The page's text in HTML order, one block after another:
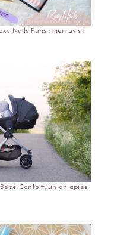
Nails Paris : mon avis !
Confort, un an après